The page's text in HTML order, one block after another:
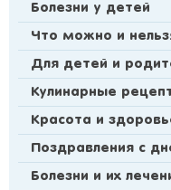
Болезни у детей
Что можно и
Для детей и
Кулинарные
Красота и
Поздравления с
Болезни и их